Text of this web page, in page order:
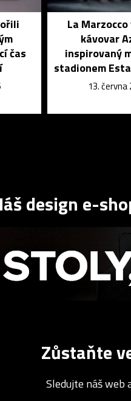
čas
La
kávovar
inspirovaný
stadionem
13. června
design e-
Zůstaňte
Sledujte náš web